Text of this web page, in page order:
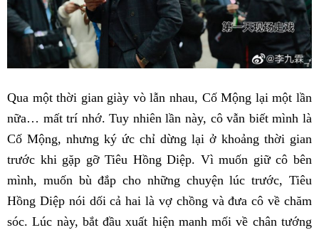
Qua một thời gian giày vò lẫn nhau, Cố Mộng lại một lần
nữa… mất trí nhớ. Tuy nhiên lần này, cô vẫn biết mình là
Cố Mộng, nhưng ký ức chỉ dừng lại ở khoảng thời gian
trước khi gặp gỡ Tiêu Hồng Diệp. Vì muốn giữ cô bên
mình, muốn bù đắp cho những chuyện lúc trước, Tiêu
Hồng Diệp nói dối cả hai là vợ chồng và đưa cô về chăm
sóc. Lúc này, bắt đầu xuất hiện manh mối về chân tướng